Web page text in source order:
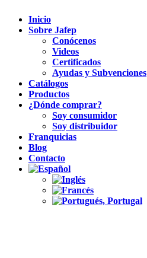
Inicio
Sobre Jafep
Conócenos
Videos
Certificados
Ayudas y Subvenciones
Catálogos
Productos
¿Dónde comprar?
Soy consumidor
Soy distribuidor
Franquicias
Blog
Contacto